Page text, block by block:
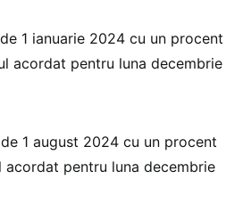
1 ianuarie 2024 cu un procent
acordat pentru luna decembrie
1 august 2024 cu un procent
acordat pentru luna decembrie